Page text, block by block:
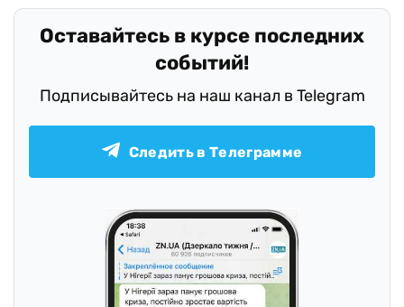
Оставайтесь в курсе последних
событий!
Подписывайтесь на наш канал в Telegram
Следить в Телеграмме